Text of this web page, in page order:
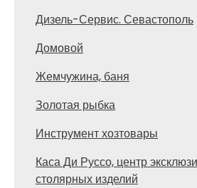
Дизель-Сервис. Севастополь
Домовой
Жемчужина, баня
Золотая рыбка
Инструмент хозтовары
Каса Ди Руссо, центр
столярных изделий